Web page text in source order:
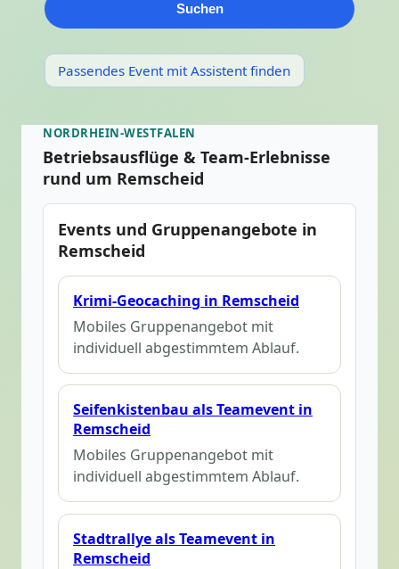
Suchen
Passendes Event mit Assistent finden
NORDRHEIN-WESTFALEN
Betriebsausflüge & Team-Erlebnisse
rund um Remscheid
Events und Gruppenangebote in
Remscheid
Krimi-Geocaching in Remscheid
Mobiles Gruppenangebot mit
individuell abgestimmtem Ablauf.
Seifenkistenbau als Teamevent in
Remscheid
Mobiles Gruppenangebot mit
individuell abgestimmtem Ablauf.
Stadtrallye als Teamevent in
Remscheid